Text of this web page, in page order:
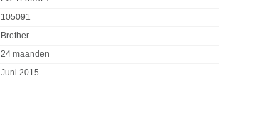
105091
Brother
24 maanden
Juni 2015